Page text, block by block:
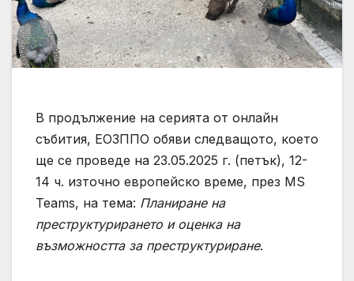
В продължение на серията от онлайн
събития, ЕОЗППО обяви следващото, което
ще се проведе на 23.05.2025 г. (петък), 12-
14 ч. източно европейско време, през MS
Teams, на тема: Планиране на
преструктурирането и оценка на
възможността за преструктуриране.